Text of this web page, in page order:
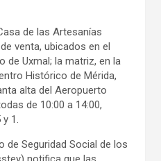
de las Artesanías
venta, ubicados en el
de Uxmal; la matriz, en la
Histórico de Mérida,
alta del Aeropuerto
de 10:00 a 14:00,
1.
de Seguridad Social de los